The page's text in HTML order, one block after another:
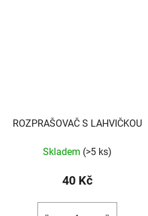
ROZPRAŠOVAČ S LAHVIČKOU
Skladem (>5 ks)
40 Kč